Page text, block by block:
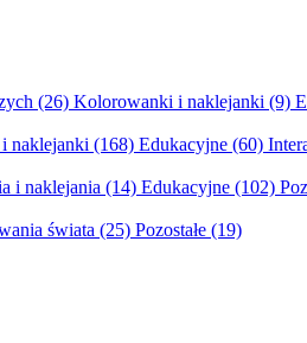
(26) Kolorowanki i naklejanki (9)
naklejanki (168) Edukacyjne (60)
i naklejania (14) Edukacyjne (102)
świata (25) Pozostałe (19)